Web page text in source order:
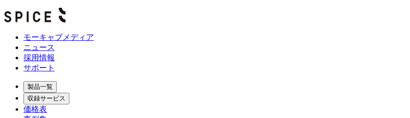
モーキャプメディア
ニュース
採用情報
サポート
製品一覧
収録サービス
価格表